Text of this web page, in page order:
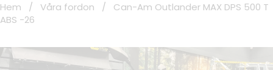
Hem / Våra fordon /
Can-Am Outlander MAX DPS 500 T
ABS -26